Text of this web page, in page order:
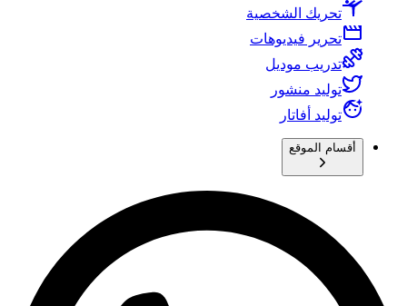
تحريك الشخصية
تحرير فيديوهات
تدريب موديل
توليد منشور
توليد أفاتار
أقسام الموقع